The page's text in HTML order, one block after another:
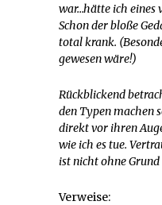
war…hätte ich eines
Schon der bloße
total krank.
gewesen wäre!)
Rückblickend
den Typen machen
direkt vor ihren
wie ich es tue.
ist nicht ohne Grund
Verweise: